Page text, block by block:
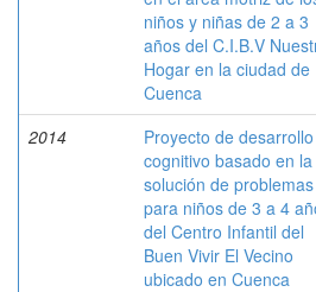
niños y niñas de 2 a 3
años del C.I.B.V
Hogar en la ciudad de
Cuenca
2014
Proyecto de desarrollo
cognitivo basado en la
solución de problemas
para niños de 3 a 4
del Centro Infantil del
Buen Vivir El Vecino
ubicado en Cuenca